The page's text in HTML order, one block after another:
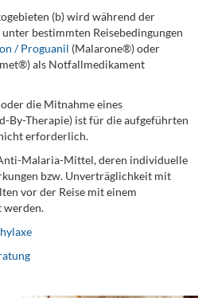
(b) wird während der
bestimmten Reisebedingungen
/ Proguanil (Malarone®) oder
als Notfallmedikament
oder die Mitnahme eines
By-Therapie) ist für die aufgeführten
erforderlich.
Malaria-Mittel, deren individuelle
bzw. Unverträglichkeit mit
vor der Reise mit einem
werden.